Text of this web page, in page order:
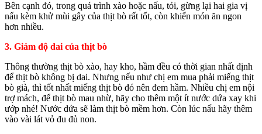
Bên cạnh đó, trong quá trình xào hoặc nấu, tỏi, gừng lại hai gia vị
nấu kèm khử mùi gây của thịt bò rất tốt, còn khiến món ăn ngon
hơn nhiều.
3. Giảm độ dai của thịt bò
Thông thường thịt bò xào, hay kho, hầm đều có thời gian nhất định
để thịt bò không bị dai. Nhưng nếu như chị em mua phải miếng thịt
bò già, thì tốt nhất miếng thịt bò đó nên đem hầm. Nhiều chị em nội
trợ mách, để thịt bò mau nhừ, hãy cho thêm một ít nước dứa xay khi
ướp nhé! Nước dứa sẽ làm thịt bò mềm hơn. Còn lúc nấu hãy thêm
vào vài lát vỏ đu đủ non.